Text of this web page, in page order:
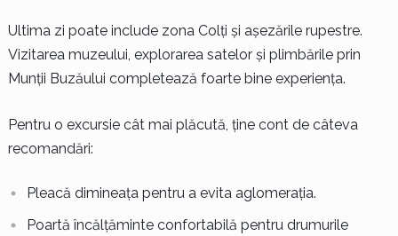
Ultima zi poate include zona Colți și așezările rupestre.
Vizitarea muzeului, explorarea satelor și plimbările prin
Munții Buzăului completează foarte bine experiența.
Pentru o excursie cât mai plăcută, ține cont de câteva
recomandări:
Pleacă dimineața pentru a evita aglomerația.
Poartă încălțăminte confortabilă pentru drumurile